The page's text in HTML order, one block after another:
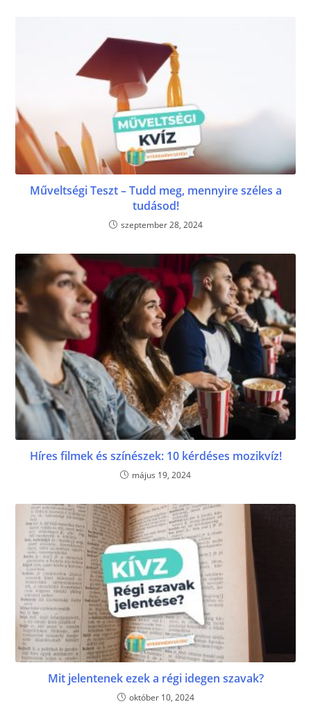
Műveltségi Teszt – Tudd meg, mennyire széles a
tudásod!
szeptember 28, 2024
Híres filmek és színészek: 10 kérdéses mozikvíz!
május 19, 2024
Mit jelentenek ezek a régi idegen szavak?
október 10, 2024